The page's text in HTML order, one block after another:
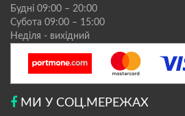
Будні 09:00 – 20:00
Субота 09:00 – 15:00
Неділя - вихідний
МИ У СОЦ.МЕРЕЖАХ